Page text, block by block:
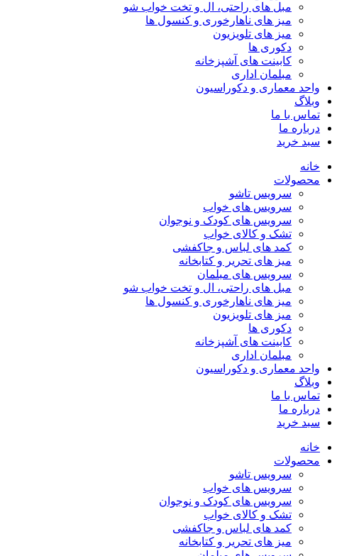
مبل های راحتی، ال و تخت خواب شو
میز های ناهارخوری و کنسول ها
میز های تلویزیون
دکوری ها
کابینت های آشپزخانه
مبلمان اداری
واحد معماری و دکوراسیون
وبلاگ
تماس با ما
درباره ما
سبد خرید
خانه
محصولات
سرویس تاشو
سرویس های خواب
سرویس های کودک و نوجوان
تشک و کالای خواب
کمد های لباس و جاکفشی
میز های تحریر و کتابخانه
سرویس های مبلمان
مبل های راحتی، ال و تخت خواب شو
میز های ناهارخوری و کنسول ها
میز های تلویزیون
دکوری ها
کابینت های آشپزخانه
مبلمان اداری
واحد معماری و دکوراسیون
وبلاگ
تماس با ما
درباره ما
سبد خرید
خانه
محصولات
سرویس تاشو
سرویس های خواب
سرویس های کودک و نوجوان
تشک و کالای خواب
کمد های لباس و جاکفشی
میز های تحریر و کتابخانه